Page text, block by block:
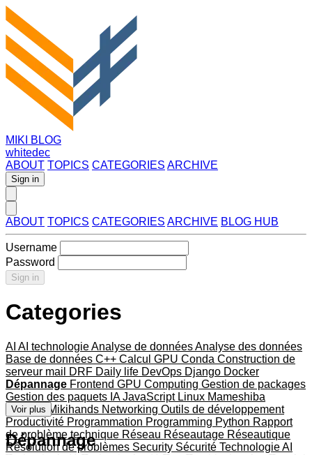
MIKI BLOG
whitedec
ABOUT TOPICS CATEGORIES ARCHIVE
Sign in
ABOUT TOPICS CATEGORIES ARCHIVE BLOG HUB
Username
Password
Sign in
Categories
AI AI technologieAnalyse de donnéesAnalyse des données
Base de données C++ Calcul GPU Conda Construction de
serveur mail
DRF Daily life DevOps Django Docker
Dépannage Frontend GPU Computing Gestion de packages
Gestion des paquets IAJavaScript Linux Mameshiba
Matériel Mikihands Networking Outils de développement
Productivité Programmation Programming Python Rapport
de problème technique Réseau Réseautage Réseautique
Résolution de problèmes Security Sécurité Technologie AI
Voir plus
Dépannage